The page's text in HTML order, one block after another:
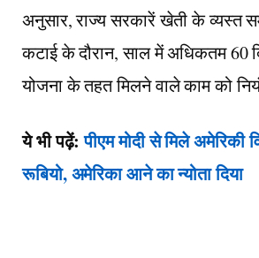
अनुसार, राज्य सरकारें खेती के व्यस्त
कटाई के दौरान, साल में अधिकतम 60
योजना के तहत मिलने वाले काम को
ये भी पढ़ें:पीएम मोदी से मिले अमेरिकी
रूबियो, अमेरिका आने का न्योता दिया